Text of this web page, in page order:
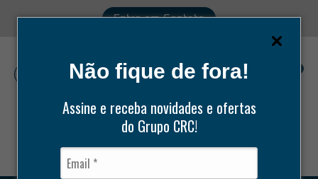
Não fique de fora!
Assine e receba novidades e ofertas
do Grupo CRC!
Entre em Contato